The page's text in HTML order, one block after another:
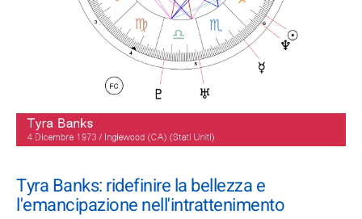
Tyra Banks: ridefinire la bellezza e
l'emancipazione nell'intrattenimento